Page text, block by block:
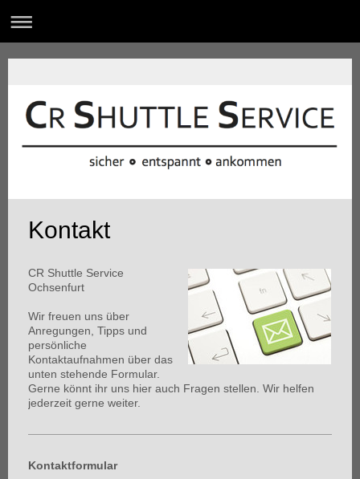
Kontakt
CR Shuttle Service
Ochsenfurt
Wir freuen uns über
Anregungen, Tipps und
persönliche
Kontaktaufnahmen über das
unten stehende Formular.
Gerne könnt ihr uns hier auch Fragen stellen. Wir helfen
jederzeit gerne weiter.
Kontaktformular